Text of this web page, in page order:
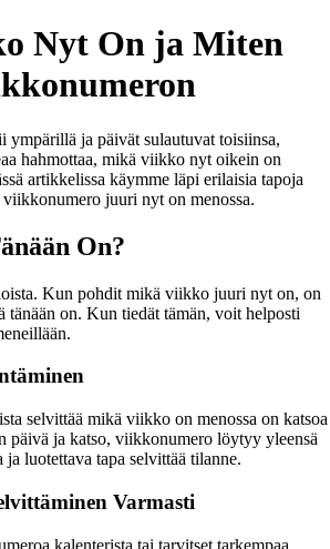
Nyt On ja Miten
ja päivät sulautuvat toisiinsa,
hahmottaa, mikä viikko nyt oikein on
artikkelissa käymme läpi erilaisia tapoja
juuri nyt on menossa.
On?
Kun pohdit mikä viikko juuri nyt on, on
tänään on. Kun tiedät tämän, voit helposti
selvittää mikä viikko on menossa on katsoa
päivä ja katso, viikkonumero löytyy yleensä
luotettava tapa selvittää tilanne.
Varmasti
kalenterista tai tarvitset tarkempaa